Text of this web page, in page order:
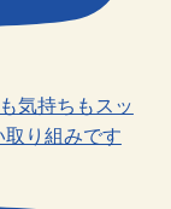
気持ちもスッ
り組みです